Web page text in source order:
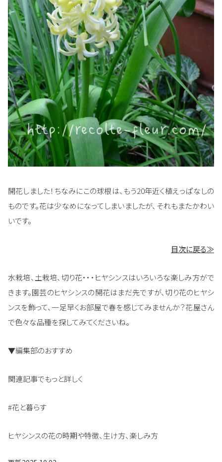
開花しました！ちなみにこの球根は、もう20年近く植えっぱなしの
ものです。花は少なめになってしまいましたが、それもまたかわい
いです。
目次に戻る≫
水栽培、土栽培、切り花・・・ヒヤシンスはいろいろな楽しみ方がで
きます。園芸のヒヤシンスの開花はまだ先ですが、切り花のヒヤシ
ンスを飾って、一足早くお部屋で春を感じてみませんか？花屋さん
で色々な品種を探してみてくださいね。
▼編集部のおすすめ
関連記事でもっと詳しく
#花と暮らす
ヒヤシンスの花の時期や特徴、生け方、楽しみ方